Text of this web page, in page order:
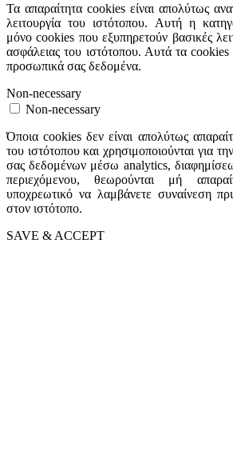
Τα απαραίτητα cookies είναι απολύτως
λειτουργία του ιστότοπου. Αυτή η
μόνο cookies που εξυπηρετούν βασικές
ασφάλειας του ιστότοπου. Αυτά τα
προσωπικά σας δεδομένα.
Non-necessary
Non-necessary
Όποια cookies δεν είναι απολύτως
του ιστότοπου και χρησιμοποιούνται για
σας δεδομένων μέσω analytics,
περιεχόμενου, θεωρούνται μή
υποχρεωτικό να λαμβάνετε συναίνεση
στον ιστότοπο.
SAVE & ACCEPT